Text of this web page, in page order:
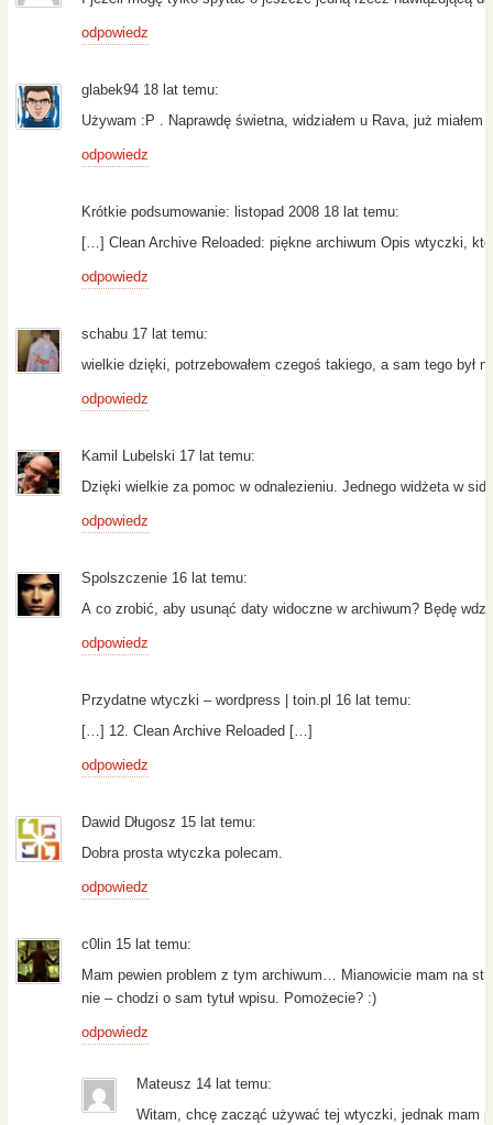
odpowiedz
glabek94 18 lat temu:
Używam :P . Naprawdę świetna, widziałem u Rava, już miałem
odpowiedz
Krótkie podsumowanie: listopad 2008 18 lat temu:
[…] Clean Archive Reloaded: piękne archiwum Opis wtyczki,
odpowiedz
schabu 17 lat temu:
wielkie dzięki, potrzebowałem czegoś takiego, a sam tego był
odpowiedz
Kamil Lubelski 17 lat temu:
Dzięki wielkie za pomoc w odnalezieniu. Jednego widżeta w
odpowiedz
Spolszczenie 16 lat temu:
A co zrobić, aby usunąć daty widoczne w archiwum? Będę
odpowiedz
Przydatne wtyczki – wordpress | toin.pl 16 lat temu:
[…] 12. Clean Archive Reloaded […]
odpowiedz
Dawid Długosz 15 lat temu:
Dobra prosta wtyczka polecam.
odpowiedz
c0lin 15 lat temu:
Mam pewien problem z tym archiwum… Mianowicie mam na
nie – chodzi o sam tytuł wpisu. Pomożecie? :)
odpowiedz
Mateusz 14 lat temu:
Witam, chcę zacząć używać tej wtyczki, jednak mam